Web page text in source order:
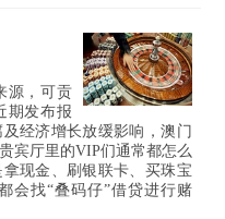
源，可贡
期发布报
经济增长放缓影响，澳门
宾厅里的VIP们通常都怎么
现金、刷银联卡、买珠宝
会找“叠码仔”借贷进行赌